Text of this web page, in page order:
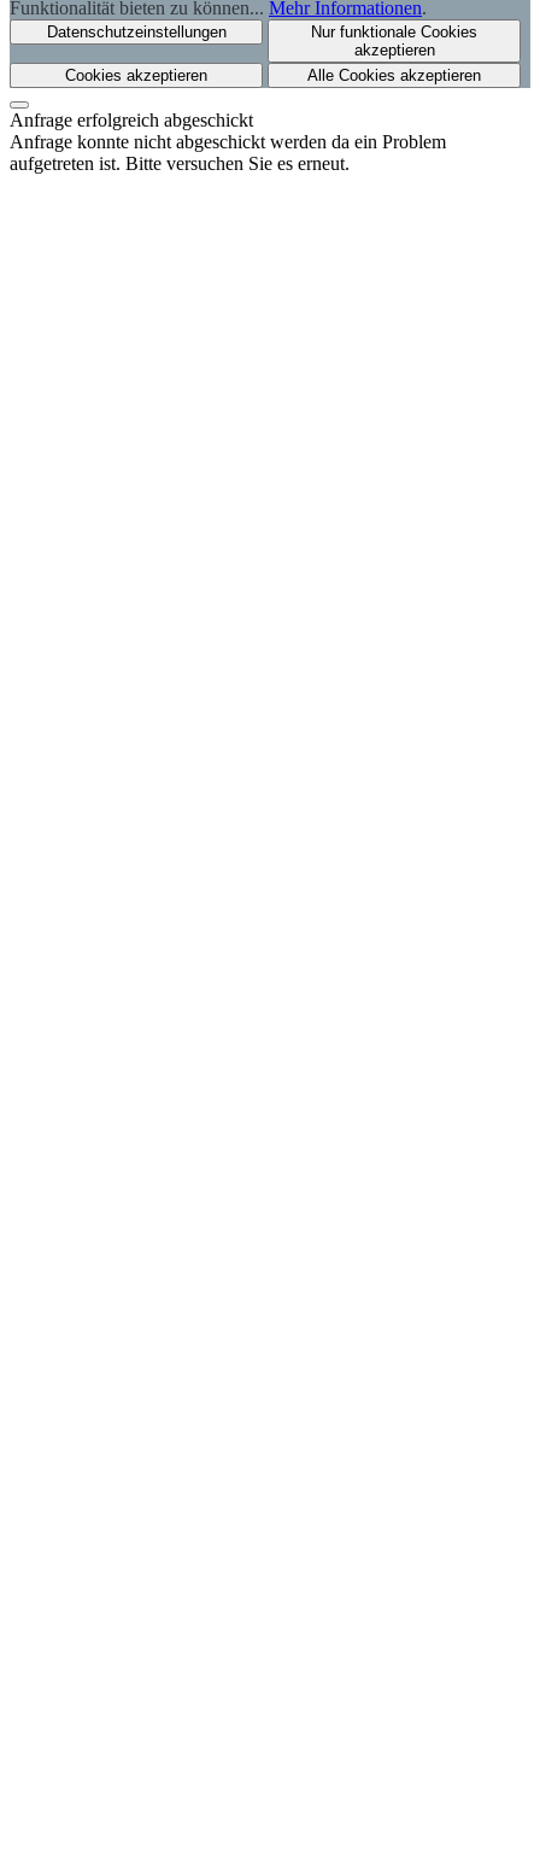
Funktionalität bieten zu können... Mehr Informationen.
Datenschutzeinstellungen
Nur funktionale Cookies
akzeptieren
Cookies akzeptieren
Alle Cookies akzeptieren
Anfrage erfolgreich abgeschickt
Anfrage konnte nicht abgeschickt werden da ein Problem
aufgetreten ist. Bitte versuchen Sie es erneut.